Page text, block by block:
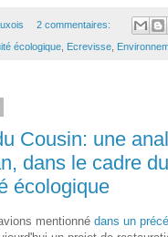
2 commentaires:
écologique Ecrevisse
Cousin: une
dans le cadre
écologique
mentionné dans un